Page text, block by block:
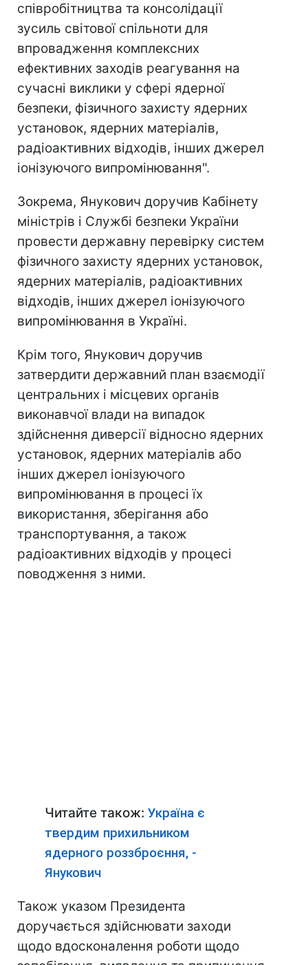
співробітництва та консолідації
зусиль світової спільноти для
впровадження комплексних
ефективних заходів реагування на
сучасні виклики у сфері ядерної
безпеки, фізичного захисту ядерних
установок, ядерних матеріалів,
радіоактивних відходів, інших джерел
іонізуючого випромінювання".
Зокрема, Янукович доручив Кабінету
міністрів і Службі безпеки України
провести державну перевірку систем
фізичного захисту ядерних установок,
ядерних матеріалів, радіоактивних
відходів, інших джерел іонізуючого
випромінювання в Україні.
Крім того, Янукович доручив
затвердити державний план взаємодії
центральних і місцевих органів
виконавчої влади на випадок
здійснення диверсії відносно ядерних
установок, ядерних матеріалів або
інших джерел іонізуючого
випромінювання в процесі їх
використання, зберігання або
транспортування, а також
радіоактивних відходів у процесі
поводження з ними.
Читайте також: Україна є
твердим прихильником
ядерного роззброєння, -
Янукович
Також указом Президента
доручається здійснювати заходи
щодо вдосконалення роботи щодо